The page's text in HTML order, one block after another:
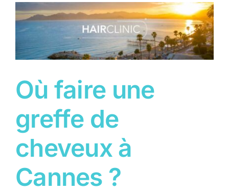
Où faire une
greffe de
cheveux à
Cannes ?